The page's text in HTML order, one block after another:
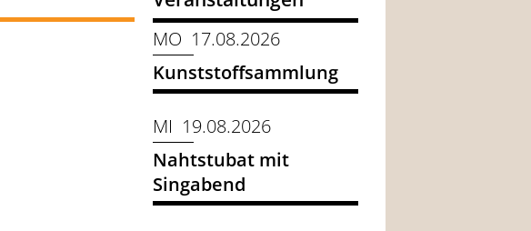
MO 17.08.2026
Kunststoffsammlung
MI 19.08.2026
Nahtstubat mit
Singabend